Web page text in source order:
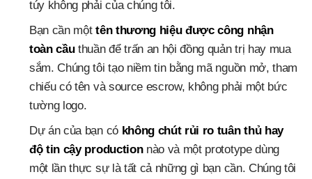
túy không phải của chúng tôi.
Bạn cần mộttên thương hiệu được công nhận
toàn cầuthuần để trấn an hội đồng quản trị hay mua
sắm. Chúng tôi tạo niềm tin bằng mã nguồn mở, tham
chiếu có tên và source escrow, không phải một bức
tường logo.
Dự án của bạn có không chút rủi ro tuân thủ hay
độ tin cậy productionnào và một prototype dùng
một lần thực sự là tất cả những gì bạn cần. Chúng tôi